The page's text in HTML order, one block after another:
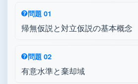
問題 01
帰無仮説と対立仮説の基本概念
問題 02
有意水準と棄却域